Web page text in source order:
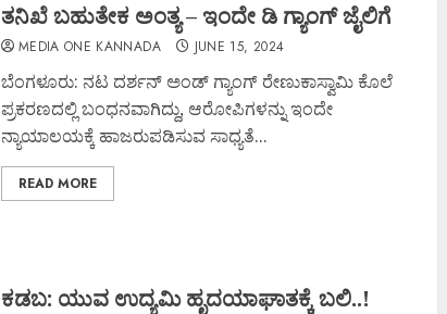
ತನಿಖೆ ಬಹುತೇಕ ಅಂತ್ಯ – ಇಂದೇ ಡಿ ಗ್ಯಾಂಗ್ ಜೈಲಿಗೆ
MEDIA ONE KANNADA JUNE 15, 2024
ಬೆಂಗಳೂರು: ನಟ ದರ್ಶನ್ ಅಂಡ್ ಗ್ಯಾಂಗ್ ರೇಣುಕಾಸ್ವಾಮಿ ಕೊಲೆ
ಪ್ರಕರಣದಲ್ಲಿ ಬಂಧನವಾಗಿದ್ದು, ಆರೋಪಿಗಳನ್ನು ಇಂದೇ
ನ್ಯಾಯಾಲಯಕ್ಕೆ ಹಾಜರುಪಡಿಸುವ ಸಾಧ್ಯತೆ...
READ MORE
ಕಡಬ: ಯುವ ಉದ್ಯಮಿ ಹೃದಯಾಘಾತಕ್ಕೆ ಬಲಿ..!